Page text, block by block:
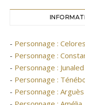
- Personnage :
- Personnage :
- Personnage : Junaled
- Personnage :
- Personnage : Arguès